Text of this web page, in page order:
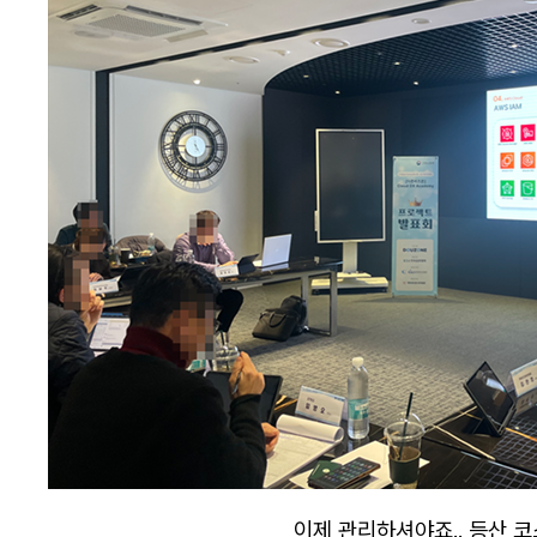
이제 관리하셔야죠.. 등산